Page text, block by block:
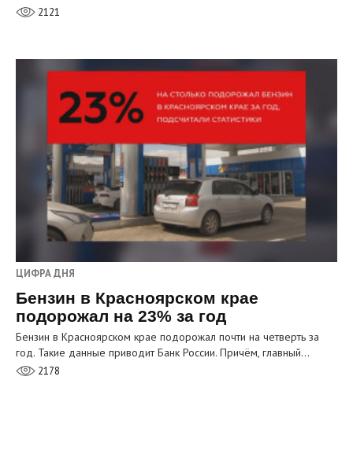
2121
ЦИФРА ДНЯ
Бензин в Красноярском крае
подорожал на 23% за год
Бензин в Красноярском крае подорожал почти на четверть за
год. Такие данные приводит Банк России. Причём, главный…
2178